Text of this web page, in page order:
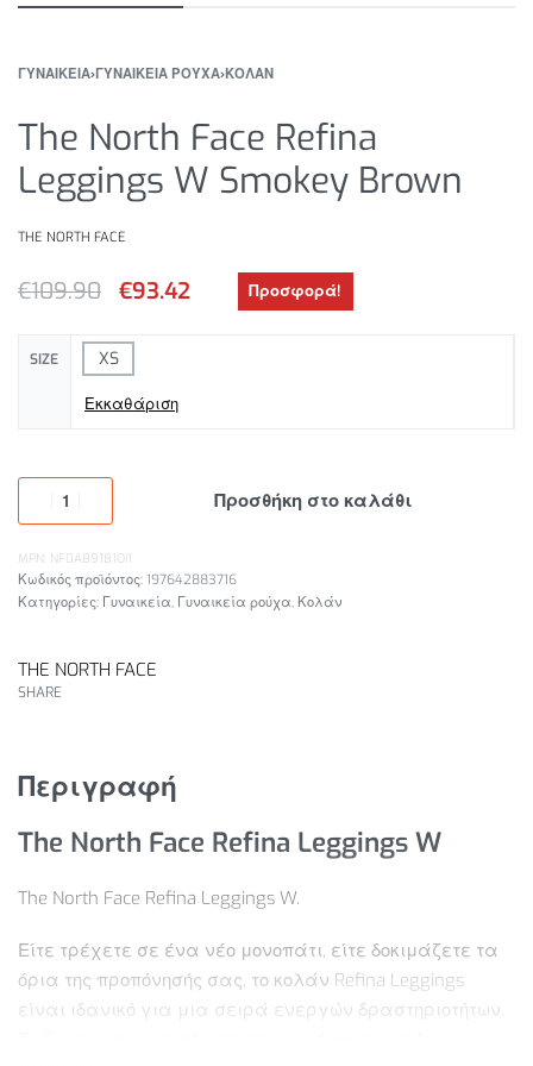
ΓΥΝΑΙΚΕΙΑ›ΓΥΝΑΙΚΕΙΑ ΡΟΥΧΑ›ΚΟΛΑΝ
The North Face Refina
Leggings W Smokey Brown
THE NORTH FACE
€109.90 €93.42 Προσφορά!
SIZE XS
Εκκαθάριση
Προσθήκη στο καλάθι
MPN: NF0A89181OI1
197642883716
Κατηγορίες: Γυναικεία, Γυναικεία ρούχα, Κολάν
THE NORTH FACE
SHARE
Περιγραφή
The North Face Refina Leggings W
The North Face Refina Leggings W.
Είτε τρέχετε σε ένα νέο μονοπάτι, είτε δοκιμάζετε τα
όρια της προπόνησής σας, το κολάν Refina Leggings
είναι ιδανικό για μια σειρά ενεργών δραστηριοτήτων.